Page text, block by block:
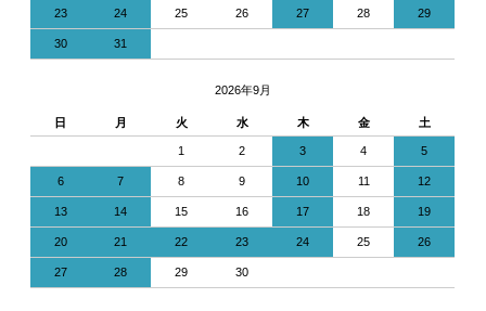
23 24 25 26 27 28 29
30 31
2026年9月
日 月 火 水 木 金 土
1 2 3 4 5
6 7 8 9 10 11 12
13 14 15 16 17 18 19
20 21 22 23 24 25 26
27 28 29 30